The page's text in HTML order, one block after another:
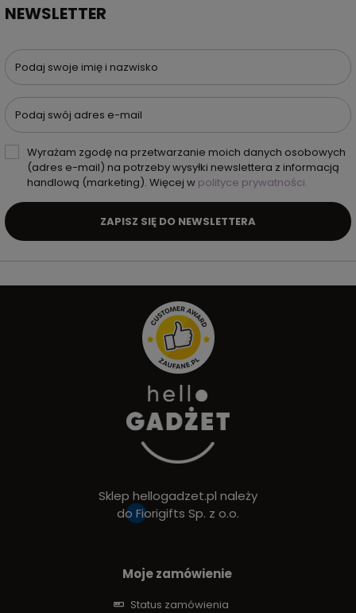
NEWSLETTER
Podaj swoje imię i nazwisko
Podaj swój adres e-mail
Wyrażam zgodę na przetwarzanie moich danych osobowych
(adres e-mail) na potrzeby wysyłki newslettera z informacją
handlową (marketing). Więcej w polityce prywatności.
ZAPISZ SIĘ DO NEWSLETTERA
Sklep hellogadzet.pl należy
do Fiorigifts Sp. z o.o.
Moje zamówienie
Status zamówienia